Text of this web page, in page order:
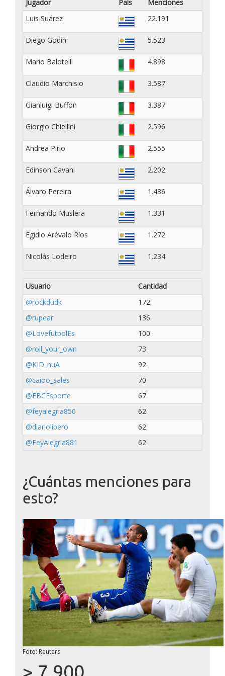
Balotelli
tiempo
para
Jugador País
Menciones
Luis Suárez
22.191
Diego Godín 5.523
Mario Balotelli 4.898
Claudio Marchisio 3.587
Gianluigi Buffon 3.387
Giorgio Chiellini 2.596
Andrea Pirlo 2.555
Edinson Cavani 2.202
Álvaro Pereira 1.436
Fernando Muslera 1.331
Egidio Arévalo Ríos 1.272
Nicolás Lodeiro 1.234
Usuario
Cantidad
@rockdudk
172
@rupear
136
@LovefutbolEs
100
@roll_your_own
73
@KID_nuA
92
@caioo_sales
70
@EBCEsporte
67
@feyalegria850
62
@diariolibero
62
@FeyAlegria881
62
¿Cuántas menciones para
esto?
Foto: Reuters
> 7.900